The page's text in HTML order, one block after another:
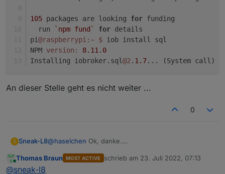
105 packages are looking for funding
  run
`npm fund` for details
pi@raspberrypi :~ $
iob install sql
NPM version: 8.11 . 0
Installing iobroker.sql@2 . 1.7... (System call)
An dieser Stelle geht es nicht weiter ...
0
S Sneak-L8@haselchen Ok, danke.
Aber bleibt dabei, die Installation läuft enfahcn icht
pi@raspberrypi:~ $ iob stop
Online
Thomas Braun MOST ACTIVE schrieb am 23. Juli 2022, 07:13
zuletzt editiert von
@sneak-l8